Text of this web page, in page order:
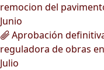
remocion del
Junio
Aprobación
reguladora de obras
Julio